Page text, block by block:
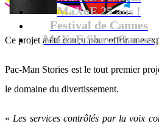
MaXoE 25 ans !
Festival de Cannes
MaXoE Show Games
Ce projet a été conçu pour offrir une
Pac-Man Stories est le tout premier
le domaine du divertissement.
« Les services contrôlés par la voix